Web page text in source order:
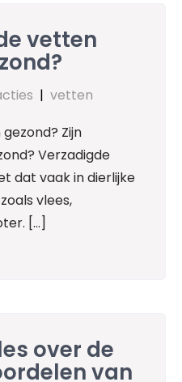
vetten
| vetten
Zijn
Verzadigde
dat vaak in dierlijke
vlees,
[…]
over de
van